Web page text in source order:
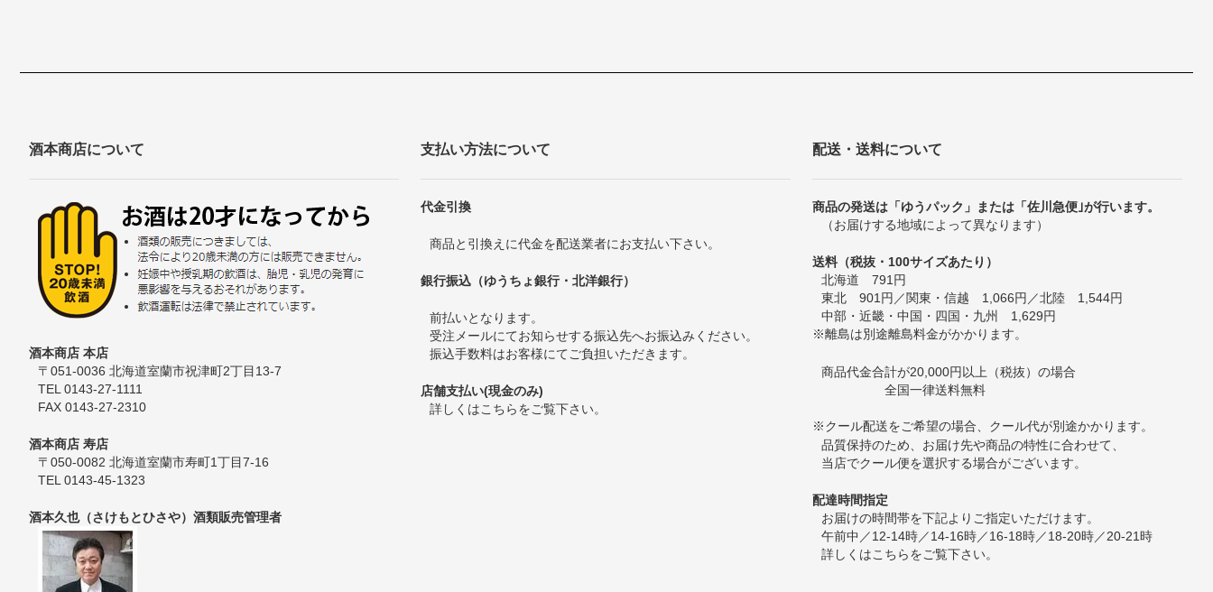
酒本商店について
酒本商店 本店
〒051-0036 北海道室蘭市祝津町2丁目13-7
TEL 0143-27-1111
FAX 0143-27-2310
酒本商店 寿店
〒050-0082 北海道室蘭市寿町1丁目7-16
TEL 0143-45-1323
酒本久也（さけもとひさや）酒類販売管理者
支払い方法について
代金引換
商品と引換えに代金を配送業者にお支払い下さい。
銀行振込（ゆうちょ銀行・北洋銀行）
前払いとなります。
受注メールにてお知らせする振込先へお振込みください。
振込手数料はお客様にてご負担いただきます。
店舗支払い(現金のみ)
詳しくはこちらをご覧下さい。
配送・送料について
商品の発送は「ゆうパック」または「佐川急便｣が行います。
（お届けする地域によって異なります）
送料（税抜・100サイズあたり）
北海道 791円
東北 901円／関東・信越 1,066円／北陸 1,544円
中部・近畿・中国・四国・九州 1,629円
※離島は別途離島料金がかかります。
商品代金合計が20,000円以上（税抜）の場合
全国一律送料無料
※クール配送をご希望の場合、クール代が別途かかります。
品質保持のため、お届け先や商品の特性に合わせて、
当店でクール便を選択する場合がございます。
配達時間指定
お届けの時間帯を下記よりご指定いただけます。
午前中／12-14時／14-16時／16-18時／18-20時／20-21時
詳しくはこちらをご覧下さい。